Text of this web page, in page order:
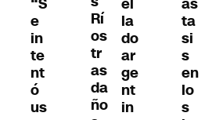
e
in
te
nt
ó
us
Rí
os
tr
as
da
ño
la
do
ar
ge
nt
in
ta
si
s
en
lo
s